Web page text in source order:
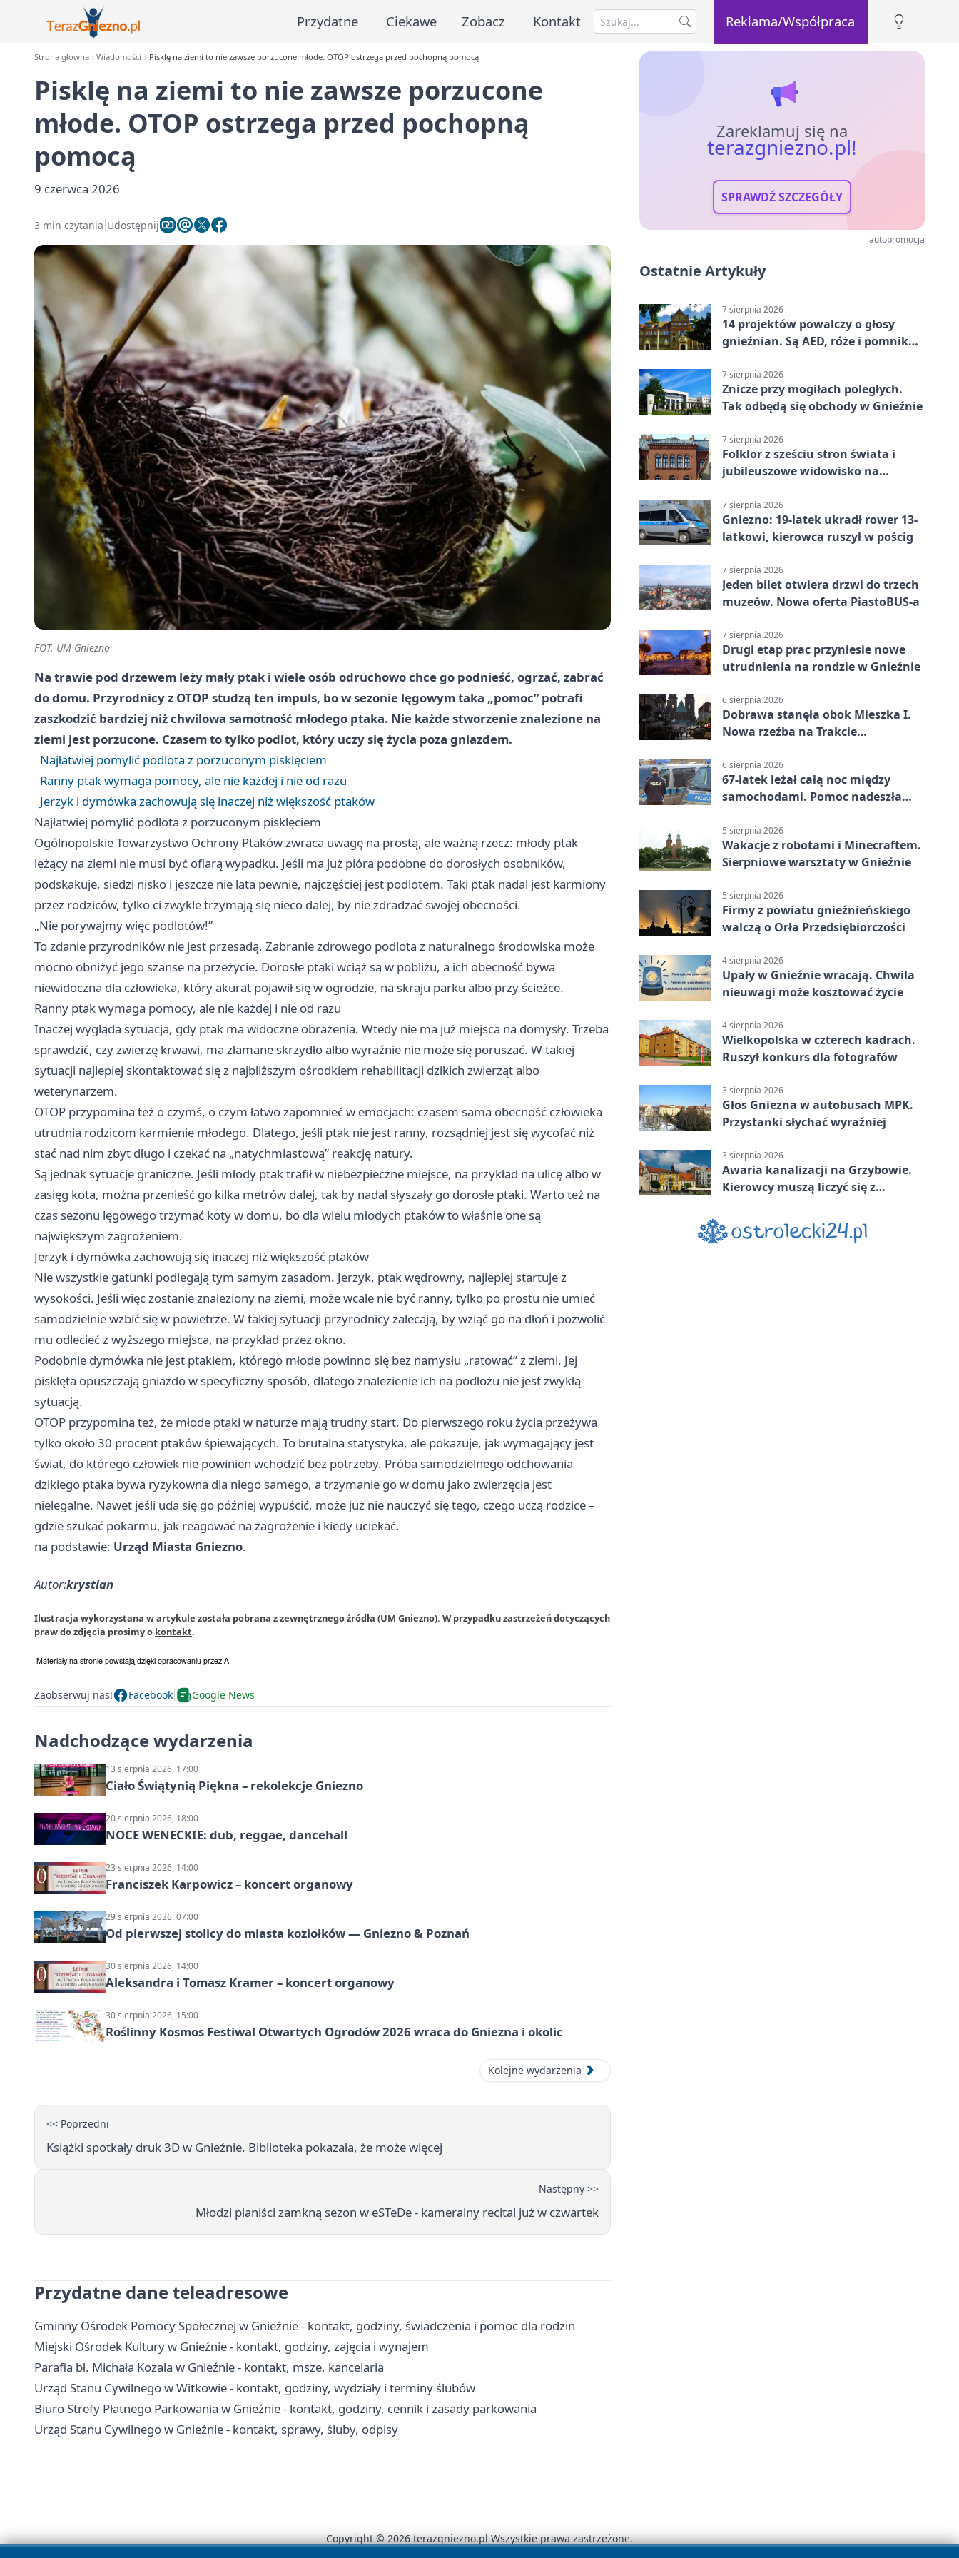
Przydatne Ciekawe Zobacz Kontakt Reklama/Współpraca
Strona główna Wiadomości Pisklę na ziemi to nie zawsze porzucone młode. OTOP ostrzega przed pochopną pomocą
Pisklę na ziemi to nie zawsze porzucone
młode. OTOP ostrzega przed pochopną
pomocą
9 czerwca 2026
3 min czytania Udostępnij
FOT. UM Gniezno
Na trawie pod drzewem leży mały ptak i wiele osób odruchowo chce go podnieść, ogrzać, zabrać
do domu. Przyrodnicy z OTOP studzą ten impuls, bo w sezonie lęgowym taka „pomoc” potrafi
zaszkodzić bardziej niż chwilowa samotność młodego ptaka. Nie każde stworzenie znalezione na
ziemi jest porzucone. Czasem to tylko podlot, który uczy się życia poza gniazdem.
Najłatwiej pomylić podlota z porzuconym pisklęciem
Ranny ptak wymaga pomocy, ale nie każdej i nie od razu
Jerzyk i dymówka zachowują się inaczej niż większość ptaków
Najłatwiej pomylić podlota z porzuconym pisklęciem
Ogólnopolskie Towarzystwo Ochrony Ptaków zwraca uwagę na prostą, ale ważną rzecz: młody ptak
leżący na ziemi nie musi być ofiarą wypadku. Jeśli ma już pióra podobne do dorosłych osobników,
podskakuje, siedzi nisko i jeszcze nie lata pewnie, najczęściej jest podlotem. Taki ptak nadal jest karmiony
przez rodziców, tylko ci zwykle trzymają się nieco dalej, by nie zdradzać swojej obecności.
„Nie porywajmy więc podlotów!”
To zdanie przyrodników nie jest przesadą. Zabranie zdrowego podlota z naturalnego środowiska może
mocno obniżyć jego szanse na przeżycie. Dorosłe ptaki wciąż są w pobliżu, a ich obecność bywa
niewidoczna dla człowieka, który akurat pojawił się w ogrodzie, na skraju parku albo przy ścieżce.
Ranny ptak wymaga pomocy, ale nie każdej i nie od razu
Inaczej wygląda sytuacja, gdy ptak ma widoczne obrażenia. Wtedy nie ma już miejsca na domysły. Trzeba
sprawdzić, czy zwierzę krwawi, ma złamane skrzydło albo wyraźnie nie może się poruszać. W takiej
sytuacji najlepiej skontaktować się z najbliższym ośrodkiem rehabilitacji dzikich zwierząt albo
weterynarzem.
OTOP przypomina też o czymś, o czym łatwo zapomnieć w emocjach: czasem sama obecność człowieka
utrudnia rodzicom karmienie młodego. Dlatego, jeśli ptak nie jest ranny, rozsądniej jest się wycofać niż
stać nad nim zbyt długo i czekać na „natychmiastową” reakcję natury.
Są jednak sytuacje graniczne. Jeśli młody ptak trafił w niebezpieczne miejsce, na przykład na ulicę albo w
zasięg kota, można przenieść go kilka metrów dalej, tak by nadal słyszały go dorosłe ptaki. Warto też na
czas sezonu lęgowego trzymać koty w domu, bo dla wielu młodych ptaków to właśnie one są
największym zagrożeniem.
Jerzyk i dymówka zachowują się inaczej niż większość ptaków
Nie wszystkie gatunki podlegają tym samym zasadom. Jerzyk, ptak wędrowny, najlepiej startuje z
wysokości. Jeśli więc zostanie znaleziony na ziemi, może wcale nie być ranny, tylko po prostu nie umieć
samodzielnie wzbić się w powietrze. W takiej sytuacji przyrodnicy zalecają, by wziąć go na dłoń i pozwolić
mu odlecieć z wyższego miejsca, na przykład przez okno.
Podobnie dymówka nie jest ptakiem, którego młode powinno się bez namysłu „ratować” z ziemi. Jej
pisklęta opuszczają gniazdo w specyficzny sposób, dlatego znalezienie ich na podłożu nie jest zwykłą
sytuacją.
OTOP przypomina też, że młode ptaki w naturze mają trudny start. Do pierwszego roku życia przeżywa
tylko około 30 procent ptaków śpiewających. To brutalna statystyka, ale pokazuje, jak wymagający jest
świat, do którego człowiek nie powinien wchodzić bez potrzeby. Próba samodzielnego odchowania
dzikiego ptaka bywa ryzykowna dla niego samego, a trzymanie go w domu jako zwierzęcia jest
nielegalne. Nawet jeśli uda się go później wypuścić, może już nie nauczyć się tego, czego uczą rodzice –
gdzie szukać pokarmu, jak reagować na zagrożenie i kiedy uciekać.
na podstawie: Urząd Miasta Gniezno.
Autor:krystian
Ilustracja wykorzystana w artykule została pobrana z zewnętrznego źródła (UM Gniezno). W przypadku zastrzeżeń dotyczących
praw do zdjęcia prosimy o kontakt.
Zaobserwuj nas! Facebook Google News
Nadchodzące wydarzenia
13 sierpnia 2026, 17:00
Ciało Świątynią Piękna – rekolekcje Gniezno
20 sierpnia 2026, 18:00
NOCE WENECKIE: dub, reggae, dancehall
23 sierpnia 2026, 14:00
Franciszek Karpowicz – koncert organowy
29 sierpnia 2026, 07:00
Od pierwszej stolicy do miasta koziołków — Gniezno & Poznań
30 sierpnia 2026, 14:00
Aleksandra i Tomasz Kramer – koncert organowy
30 sierpnia 2026, 15:00
Roślinny Kosmos Festiwal Otwartych Ogrodów 2026 wraca do Gniezna i okolic
Kolejne wydarzenia
<< Poprzedni
Książki spotkały druk 3D w Gnieźnie. Biblioteka pokazała, że może więcej
Następny >>
Młodzi pianiści zamkną sezon w eSTeDe - kameralny recital już w czwartek
Przydatne dane teleadresowe
Gminny Ośrodek Pomocy Społecznej w Gnieźnie - kontakt, godziny, świadczenia i pomoc dla rodzin
Miejski Ośrodek Kultury w Gnieźnie - kontakt, godziny, zajęcia i wynajem
Parafia bł. Michała Kozala w Gnieźnie - kontakt, msze, kancelaria
Urząd Stanu Cywilnego w Witkowie - kontakt, godziny, wydziały i terminy ślubów
Biuro Strefy Płatnego Parkowania w Gnieźnie - kontakt, godziny, cennik i zasady parkowania
Urząd Stanu Cywilnego w Gnieźnie - kontakt, sprawy, śluby, odpisy
Zareklamuj się na
terazgniezno.pl!
SPRAWDŹ SZCZEGÓŁY
autopromocja
Ostatnie Artykuły
7 sierpnia 2026
14 projektów powalczy o głosy
gnieźnian. Są AED, róże i pomnik
7 sierpnia 2026
Znicze przy mogiłach poległych.
Tak odbędą się obchody w Gnieźnie
7 sierpnia 2026
Folklor z sześciu stron świata i
jubileuszowe widowisko na
7 sierpnia 2026
Gniezno: 19-latek ukradł rower 13-
latkowi, kierowca ruszył w pościg
7 sierpnia 2026
Jeden bilet otwiera drzwi do trzech
muzeów. Nowa oferta PiastoBUS-a
7 sierpnia 2026
Drugi etap prac przyniesie nowe
utrudnienia na rondzie w Gnieźnie
6 sierpnia 2026
Dobrawa stanęła obok Mieszka I.
Nowa rzeźba na Trakcie
6 sierpnia 2026
67-latek leżał całą noc między
samochodami. Pomoc nadeszła
5 sierpnia 2026
Wakacje z robotami i Minecraftem.
Sierpniowe warsztaty w Gnieźnie
5 sierpnia 2026
Firmy z powiatu gnieźnieńskiego
walczą o Orła Przedsiębiorczości
4 sierpnia 2026
Upały w Gnieźnie wracają. Chwila
nieuwagi może kosztować życie
4 sierpnia 2026
Wielkopolska w czterech kadrach.
Ruszył konkurs dla fotografów
3 sierpnia 2026
Głos Gniezna w autobusach MPK.
Przystanki słychać wyraźniej
3 sierpnia 2026
Awaria kanalizacji na Grzybowie.
Kierowcy muszą liczyć się z
Copyright © 2026 terazgniezno.pl Wszystkie prawa zastrzeżone.